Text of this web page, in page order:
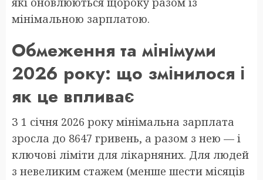
мінімальною зарплатою.
Обмеження та мінімуми
2026 року: що змінилося і
як це впливає
З 1 січня 2026 року мінімальна зарплата
зросла до 8647 гривень, а разом з нею — і
ключові ліміти для лікарняних. Для людей
з невеликим стажем (менше шести місяців